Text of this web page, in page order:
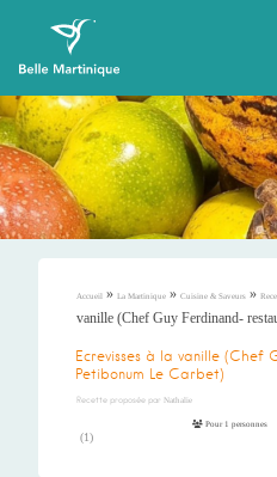
Accueil » La Martinique » Cuisine & Saveurs »
vanille (Chef Guy Ferdinand-
Ecrevisses à la vanille (Chef
Petibonum Le Carbet)
Recette proposée par Nathalie
(1)
Pour 1 personnes